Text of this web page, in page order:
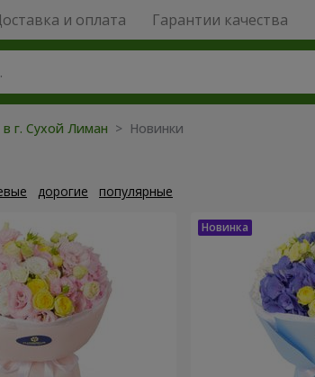
и оплата Гарантии качества
г. Сухой Лиман > Новинки
дорогие популярные